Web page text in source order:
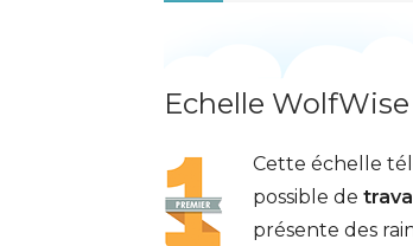
Echelle
Cette échelle
possible de
présente des